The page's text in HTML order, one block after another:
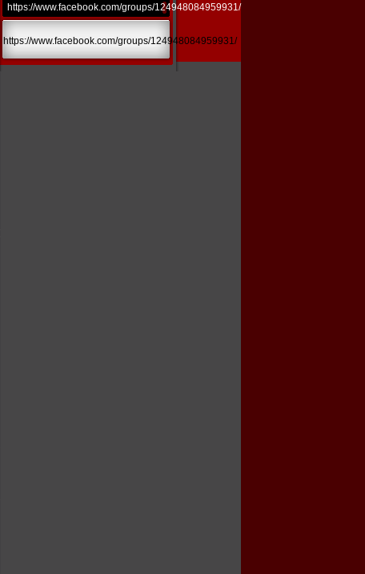
https://www.facebook.com/groups/124948084959931/
https://www.facebook.com/groups/124948084959931/